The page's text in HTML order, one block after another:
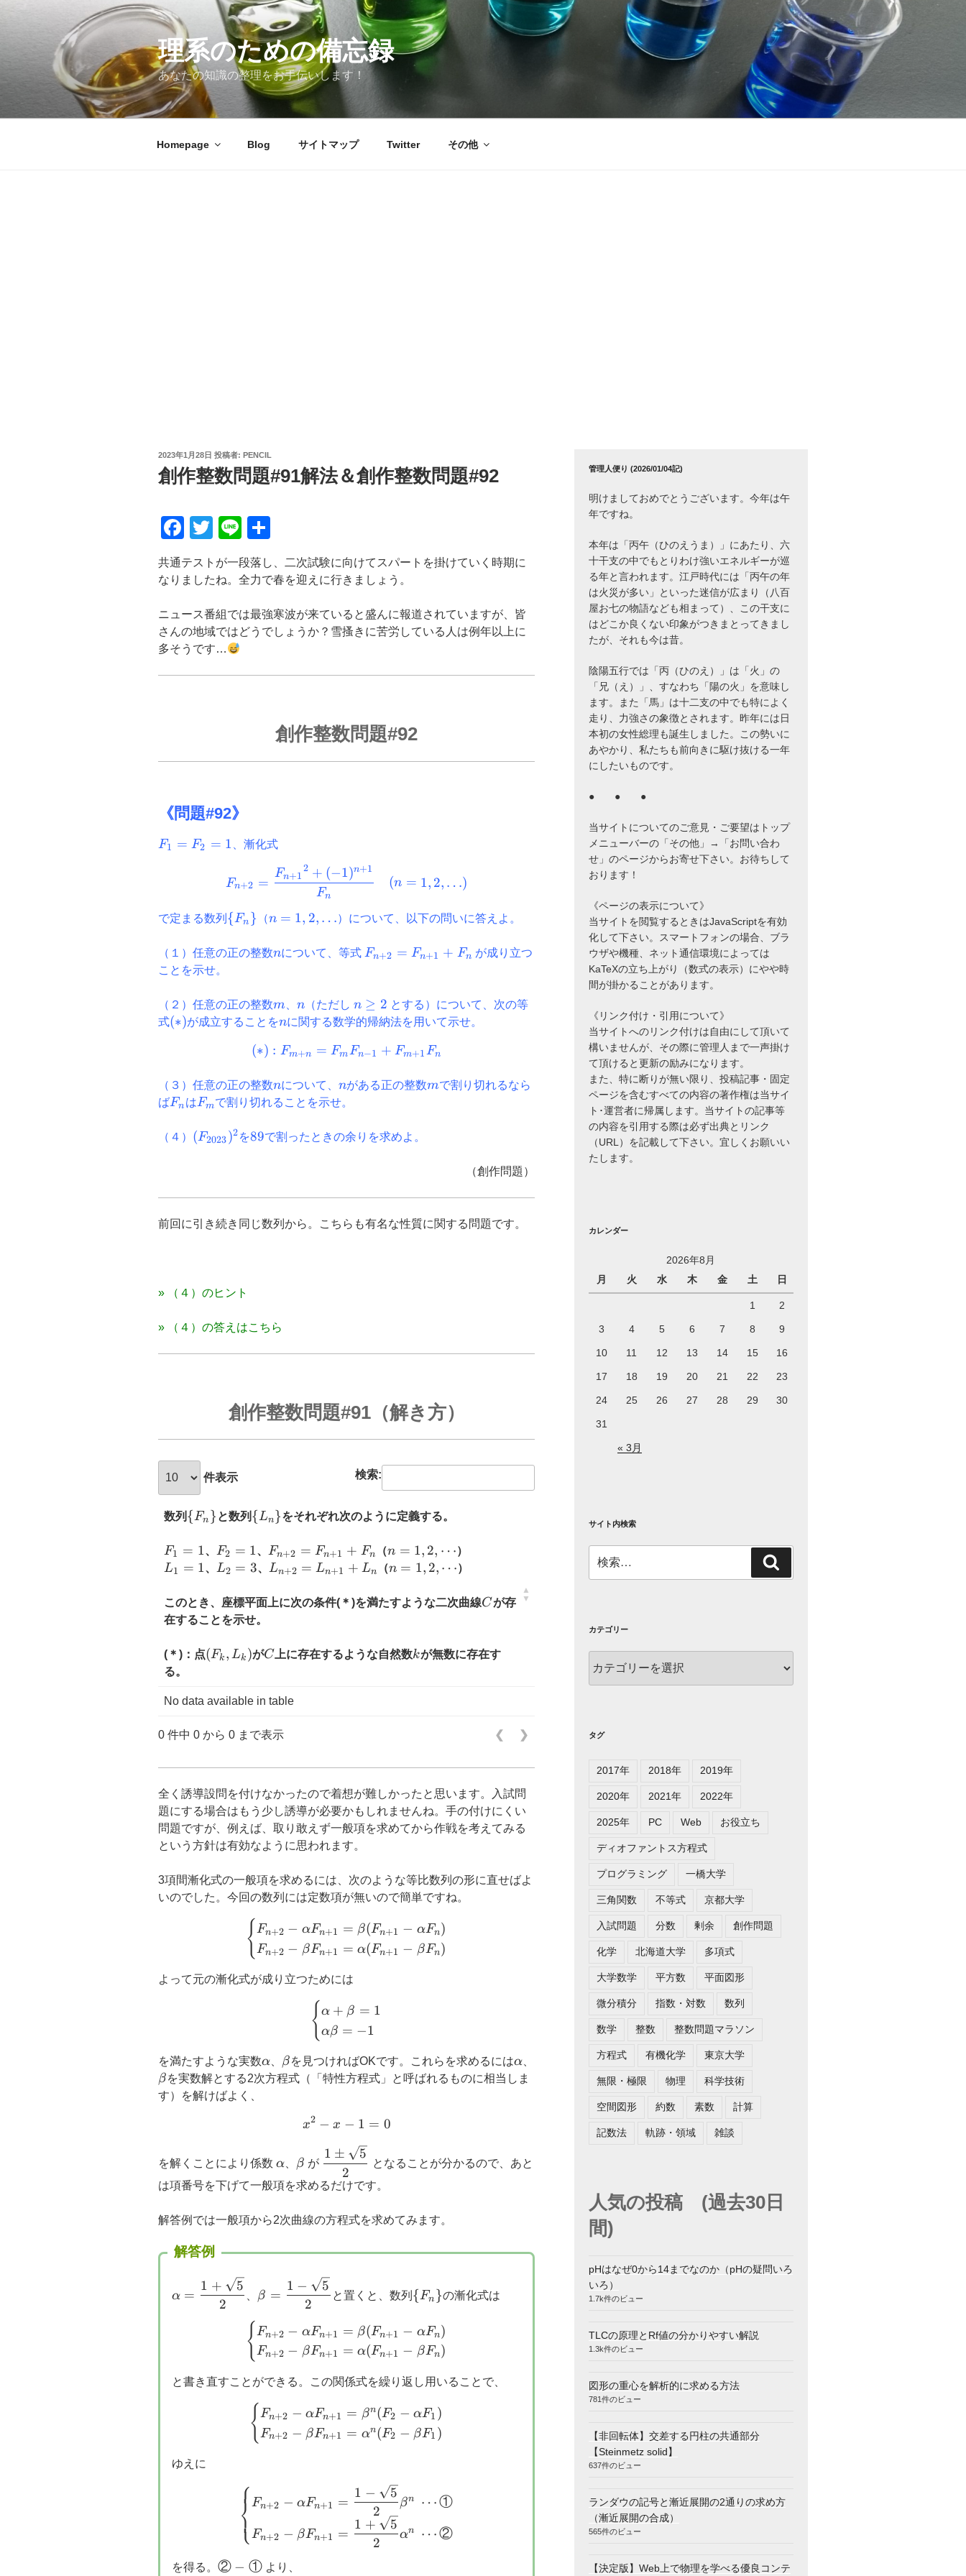
理系のための備忘録
あなたの知識の整理をお手伝いします！
Homepage Blog サイトマップ Twitter その他
投
稿
日:
2023年1月28日 投稿者: PENCIL
創作整数問題#91解法＆創作整数問題#92
F
c
b
o
T
wi
tt
Li
n
e
共通テストが一段落し、二次試験に向けてスパートを掛けていく時期に
なりましたね。全力で春を迎えに行きましょう。
ニュース番組では最強寒波が来ていると盛んに報道されていますが、皆
さんの地域ではどうでしょうか？雪搔きに苦労している人は例年以上に
多そうです…
創作整数問題#92
《問題#92》
F_1=F_2=1
F1 = F2 = 1 、漸化式
F_{n+2}=\dfrac{{F_{n+1}}^2+(-1)^{n+1}}{F_{n}} \quad (n=1,2,…)
Fn+2 =
Fn
Fn+1
2 + (−1)n+1
(n = 1, 2, …)
で定まる数列 \
{Fn } （n=1,2,
n = 1, 2, …）について、以下の問いに答えよ。
（１）任意の正の整数n
nについて、等式 F_{n+2}=F_{n+1}+F_{n}
Fn+2 = Fn+1 + Fn が成り立つ
ことを示せ。
（２）任意の正の整数m
m n
n （ただし n
\geq
n ≥ 2 とする）について、次の等
式(\ast)
(∗)が成立することをn
nに関する数学的帰納法を用いて示せ。
(\ast): F_{m+n}=F_{m}F_{n-1} +F_{m+1}F_{n}
(∗) : Fm+n = FmFn−1 + Fm+1Fn
（３）任意の正の整数n
nについて、 n
nがある正の整数m
mで割り切れるなら
ばF_{n}
Fn はF_{m}
Fmで割り切れることを示せ。
（４） (F_{2023})^2
(F2023)2 を89
89で割ったときの余りを求めよ。
（創作問題）
前回に引き続き同じ数列から。こちらも有名な性質に関する問題です。
» （４）のヒント
» （４）の答えはこちら
創作整数問題#91（解き方）
件表示 検索:
数列 \
{Fn }と数列\
{Ln}をそれぞれ次のように定義する。
F_1=1
F1 = 1、 F_2=1
F2 = 1、 F_{n+2}=F_{n+1}+F_n
Fn+2 = Fn+1 + Fn （n=1,2,\cdots
n = 1, 2, ⋯）
L_1=1
L1 = 1、 L_2=3
L2 = 3、 L_{n+2}=L_{n+1}+L_n
Ln+2 = Ln+1 + Ln （n=1,2,\cdots
n = 1, 2, ⋯）
このとき、座標平面上に次の条件(＊)を満たすような二次曲線C
Cが存
在することを示せ。
(＊)：点(F_k,
(Fk , Lk )がC
C 上に存在するような自然数k
kが無数に存在す
る。
No data available in table
0 件中 0 から 0 まで表示 ❮ ❯
全く誘導設問を付けなかったので着想が難しかったと思います。入試問
題にする場合はもう少し誘導が必要かもしれませんね。手の付けにくい
問題ですが、例えば、取り敢えず一般項を求めてから作戦を考えてみる
という方針は有効なように思われます。
3項間漸化式の一般項を求めるには、次のような等比数列の形に直せばよ
いのでした。今回の数列には定数項が無いので簡単ですね。
\begin{cases} F_{n+2}-\alpha F_{n+1}=\beta(F_{n+1}-\alpha F_n) \\ F_{n+2}-\beta
{ Fn+2 − αFn+1 = β(Fn+1 − αFn)
Fn+2 − βFn+1 = α(Fn+1 − βFn)
よって元の漸化式が成り立つためには
\begin{cases} \alpha + \beta =1 \\ \alpha \beta =-1 \end{cases}
{ α + β = 1
αβ = −1
を満たすような実数\alpha
α \beta
βを見つければOKです。これらを求めるには\alpha
α
βを実数解とする2次方程式（「特性方程式」と呼ばれるものに相当しま
す）を解けばよく、
x^2-x-1=0
x2 − x − 1 = 0
を解くことにより係数 α
\beta
β が
\dfrac{1\pm\sqrt{5}}
{2}2
1 ± 5
となることが分かるので、あと
は項番号を下げて一般項を求めるだけです。
解答例では一般項から2次曲線の方程式を求めてみます。
解答例
\alpha
=\dfrac{1+\sqrt{5}}
α =
2
1 + 5
\beta
=\dfrac{1-
{2}
β =
2
1 − 5
と置くと、数列
\
{F_{n}\}
{Fn }の漸化式は
\begin{cases} F_{n+2}-\alpha F_{n+1}=\beta(F_{n+1}-\alpha F_n) \\ F_{n+2}-\beta
{ Fn+2 − αFn+1 = β(Fn+1 − αFn)
Fn+2 − βFn+1 = α(Fn+1 − βFn)
と書き直すことができる。この関係式を繰り返し用いることで、
\begin{cases} F_{n+2}-\alpha F_{n+1}=\beta^{n}(F_{2}-\alpha F_1) \\ F_{n+2}-\beta
{ Fn+2 − αFn+1 = βn(F2 − αF1 )
Fn+2 − βFn+1 = αn(F2 − βF1 )
ゆえに
\begin{cases} F_{n+2}-\alpha F_{n+1}=\dfrac{1-\sqrt{5}}{2}\beta^{n} \ \cdots ① \\
⎩
⎨⎧Fn+2 − αFn+1 =
2
1 − 5
βn ⋯①
Fn+2 − βFn+1 =
2
1 + 5
αn ⋯②
を得る。 ②-
② − ①より、
管理人便り (2026/01/04記)
明けましておめでとうございます。今年は午
年ですね。
本年は「丙午（ひのえうま）」にあたり、六
十干支の中でもとりわけ強いエネルギーが巡
る年と言われます。江戸時代には「丙午の年
は火災が多い」といった迷信が広まり（八百
屋お七の物語なども相まって）、この干支に
はどこか良くない印象がつきまとってきまし
たが、それも今は昔。
陰陽五行では「丙（ひのえ）」は「火」の
「兄（え）」、すなわち「陽の火」を意味し
ます。また「馬」は十二支の中でも特によく
走り、力強さの象徴とされます。昨年には日
本初の女性総理も誕生しました。この勢いに
あやかり、私たちも前向きに駆け抜ける一年
にしたいものです。
● ● ●
当サイトについてのご意見・ご要望はトップ
メニューバーの「その他」→「お問い合わ
せ」のページからお寄せ下さい。お待ちして
おります！
《ページの表示について》
当サイトを閲覧するときはJavaScriptを有効
化して下さい。スマートフォンの場合、ブラ
ウザや機種、ネット通信環境によっては
KaTeXの立ち上がり（数式の表示）にやや時
間が掛かることがあります。
《リンク付け・引用について》
当サイトへのリンク付けは自由にして頂いて
構いませんが、その際に管理人まで一声掛け
て頂けると更新の励みになります。
また、特に断りが無い限り、投稿記事・固定
ページを含むすべての内容の著作権は当サイ
ト･運営者に帰属します。当サイトの記事等
の内容を引用する際は必ず出典とリンク
（URL）を記載して下さい。宜しくお願いい
たします。
カレンダー
2026年8月
月
火 水 木 金 土 日
1 2
3 4 5 6 7 8 9
10 11 12 13 14 15 16
17 18 19 20 21 22 23
24 25 26 27 28 29 30
31
« 3月
サイト内検索
索:
索
カテゴリー
テ
タグ
2017年 2018年 2019年
2020年 2021年 2022年
2025年 PC Web お役立ち
ディオファントス方程式
プログラミング 一橋大学
三角関数 不等式 京都大学
入試問題 分数 剰余 創作問題
化学 北海道大学 多項式
大学数学 平方数 平面図形
微分積分 指数・対数 数列
数学 整数 整数問題マラソン
方程式 有機化学 東京大学
無限・極限 物理 科学技術
空間図形 約数 素数 計算
記数法 軌跡・領域 雑談
人気の投稿 (過去30日
間)
pHはなぜ0から14までなのか（pHの疑問いろ
いろ）
1.7k件のビュー
TLCの原理とRf値の分かりやすい解説
1.3k件のビュー
図形の重心を解析的に求める方法
781件のビュー
【非回転体】交差する円柱の共通部分
【Steinmetz solid】
637件のビュー
ランダウの記号と漸近展開の2通りの求め方
（漸近展開の合成）
565件のビュー
【決定版】Web上で物理を学べる優良コンテ